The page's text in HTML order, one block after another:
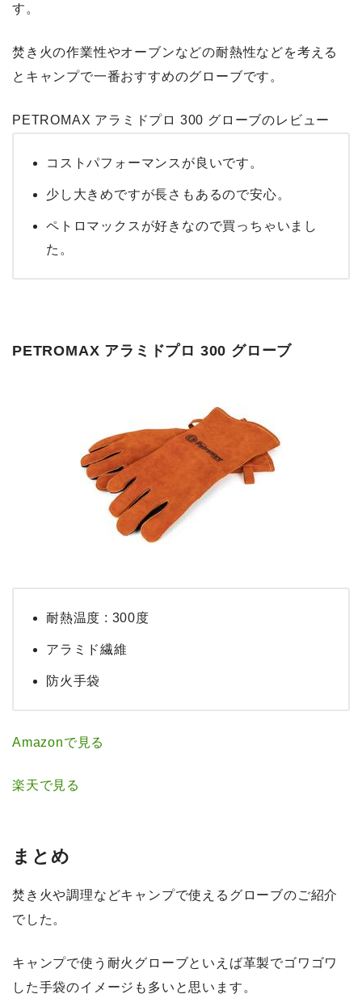
す。
焚き火の作業性やオーブンなどの耐熱性などを考える
とキャンプで一番おすすめのグローブです。
PETROMAX アラミドプロ 300 グローブのレビュー
コストパフォーマンスが良いです。
少し大きめですが長さもあるので安心。
ペトロマックスが好きなので買っちゃいまし
た。
PETROMAX アラミドプロ 300 グローブ
耐熱温度 : 300度
アラミド繊維
防火手袋
Amazonで見る
楽天で見る
まとめ
焚き火や調理などキャンプで使えるグローブのご紹介
でした。
キャンプで使う耐火グローブといえば革製でゴワゴワ
した手袋のイメージも多いと思います。